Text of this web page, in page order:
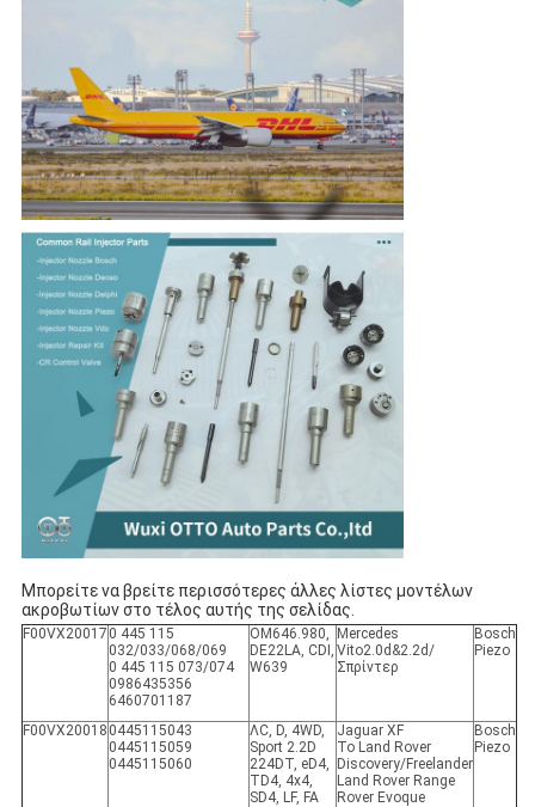
Μπορείτε να βρείτε περισσότερες άλλες λίστες μοντέλων
ακροβωτίων στο τέλος αυτής της σελίδας.
F00VX20017 0 445 115
032/033/068/069
0 445 115 073/074
0986435356
6460701187
ΟΜ646.980,
DE22LA, CDI,
W639
Mercedes
Vito2.0d&2.2d/
Σπρίντερ
Bosch
Piezo
F00VX20018 0445115043
0445115059
0445115060
ΛC, D, 4WD,
Sport 2.2D
224DT, eD4,
TD4, 4x4,
SD4, LF, FA
Jaguar XF
Το Land Rover
Discovery/Freelander
Land Rover Range
Rover Evoque
Bosch
Piezo